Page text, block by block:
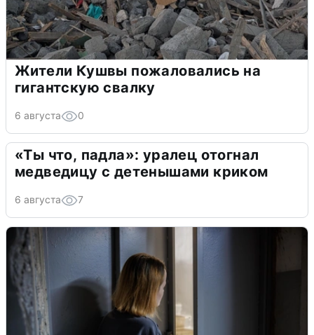
Жители Кушвы пожаловались на
гигантскую свалку
6 августа 0
«Ты что, падла»: уралец отогнал
медведицу с детенышами криком
6 августа 7